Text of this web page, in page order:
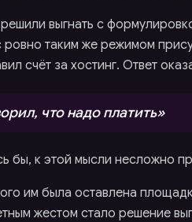
выгнать с
ровно таким же режимом
счёт за хостинг. Ответ
что надо платить»
бы, к этой мысли несложно
им была оставлена
жестом стало решение